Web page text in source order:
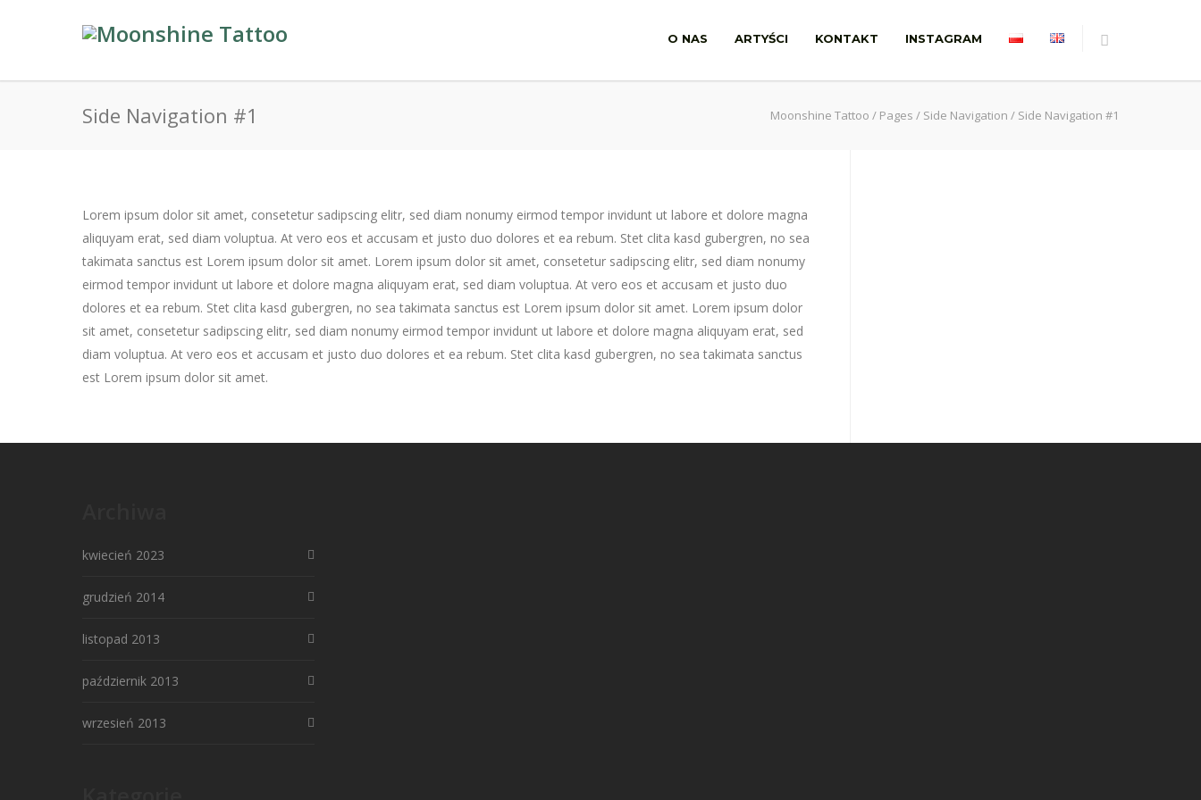
O NAS ARTYŚCI KONTAKT INSTAGRAM
Side Navigation #1 Moonshine Tattoo / Pages / Side Navigation / Side Navigation #1
Lorem ipsum dolor sit amet, consetetur sadipscing elitr, sed diam nonumy eirmod tempor invidunt ut labore et dolore magna
aliquyam erat, sed diam voluptua. At vero eos et accusam et justo duo dolores et ea rebum. Stet clita kasd gubergren, no sea
takimata sanctus est Lorem ipsum dolor sit amet. Lorem ipsum dolor sit amet, consetetur sadipscing elitr, sed diam nonumy
eirmod tempor invidunt ut labore et dolore magna aliquyam erat, sed diam voluptua. At vero eos et accusam et justo duo
dolores et ea rebum. Stet clita kasd gubergren, no sea takimata sanctus est Lorem ipsum dolor sit amet. Lorem ipsum dolor
sit amet, consetetur sadipscing elitr, sed diam nonumy eirmod tempor invidunt ut labore et dolore magna aliquyam erat, sed
diam voluptua. At vero eos et accusam et justo duo dolores et ea rebum. Stet clita kasd gubergren, no sea takimata sanctus
est Lorem ipsum dolor sit amet.
kwiecień 2023
grudzień 2014
listopad 2013
październik 2013
wrzesień 2013